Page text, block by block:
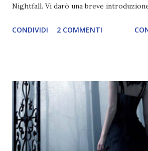
Nightfall. Vi darò una breve
e anche un breve commento sui libri
grande (Devil's Night 1#) Autrice :
Pagine: 448 Editore: Newton
Pubblicazione: 10 Gennaio 2023
Trama: “Si chiama Michael Crist. È il
mio ragazzo ed è come quei film
CONDIVIDI 2 COMMENTI